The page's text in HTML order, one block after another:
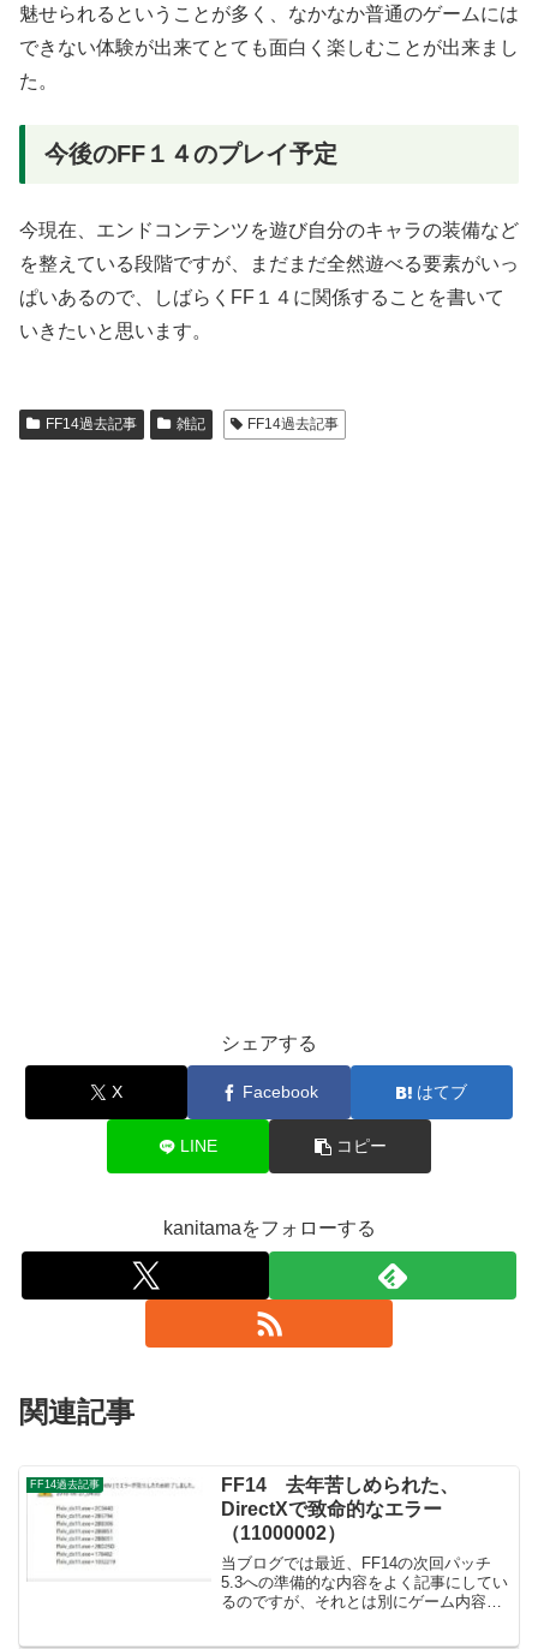
魅せられるということが多く、なかなか普通のゲームには
できない体験が出来てとても面白く楽しむことが出来まし
た。
今後のFF１４のプレイ予定
今現在、エンドコンテンツを遊び自分のキャラの装備など
を整えている段階ですが、まだまだ全然遊べる要素がいっ
ぱいあるので、しばらくFF１４に関係することを書いて
いきたいと思います。
FF14過去記事 雑記 FF14過去記事
シェアする
X Facebook はてブ
LINE コピー
kanitamaをフォローする
関連記事
FF14過去記事
FF14 去年苦しめられた、
DirectXで致命的なエラー
（11000002）
当ブログでは最近、FF14の次回パッチ
5.3への準備的な内容をよく記事にしてい
るのですが、それとは別にゲーム内容と